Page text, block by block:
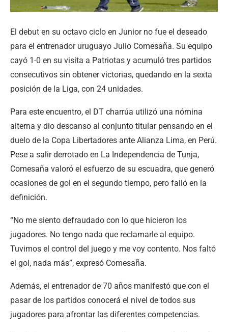
El debut en su octavo ciclo en Junior no fue el deseado
para el entrenador uruguayo Julio Comesaña. Su equipo
cayó 1-0 en su visita a Patriotas y acumuló tres partidos
consecutivos sin obtener victorias, quedando en la sexta
posición de la Liga, con 24 unidades.
Para este encuentro, el DT charrúa utilizó una nómina
alterna y dio descanso al conjunto titular pensando en el
duelo de la Copa Libertadores ante Alianza Lima, en Perú.
Pese a salir derrotado en La Independencia de Tunja,
Comesaña valoró el esfuerzo de su escuadra, que generó
ocasiones de gol en el segundo tiempo, pero falló en la
definición.
“No me siento defraudado con lo que hicieron los
jugadores. No tengo nada que reclamarle al equipo.
Tuvimos el control del juego y me voy contento. Nos faltó
el gol, nada más”, expresó Comesaña.
Además, el entrenador de 70 años manifestó que con el
pasar de los partidos conocerá el nivel de todos sus
jugadores para afrontar las diferentes competencias.